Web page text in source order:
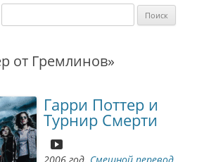
Найти:
от Гремлинов»
Гарри Поттер и
Турнир Смерти